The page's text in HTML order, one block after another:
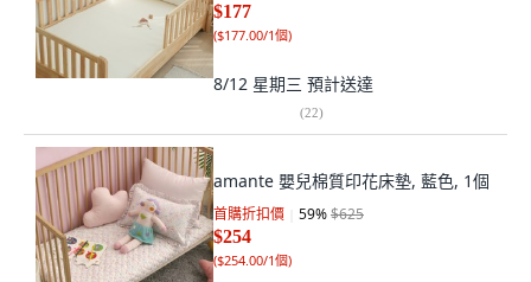
$177
($177.00/1個)
8/12 星期三 預計送達
(22)
amante 嬰兒棉質印花床墊, 藍色, 1個
首購折扣價 59%$625
$254
($254.00/1個)